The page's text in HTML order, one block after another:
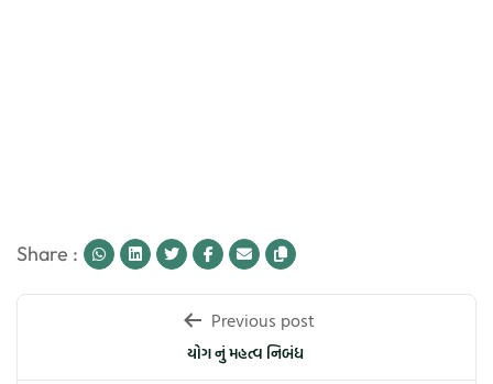
Share :
navigation
Previous post
યોગ નું મહત્વ નિબંધ